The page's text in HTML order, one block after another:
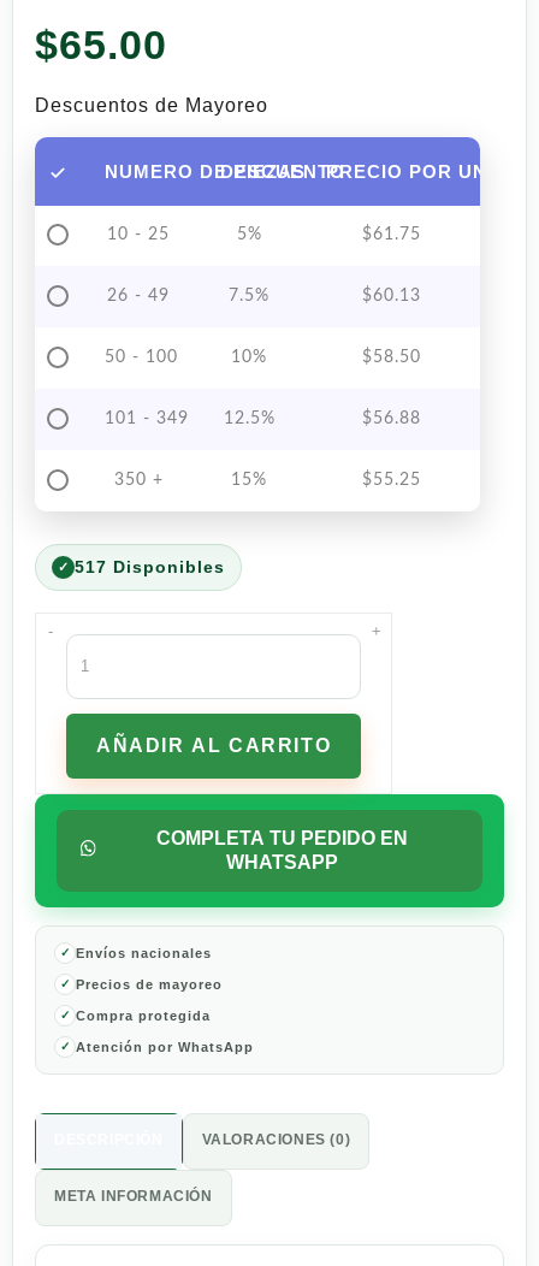
$65.00
Descuentos de Mayoreo
NUMERO DE PIEZAS
DESCUENTOPRECIO POR UNIDAD
10 - 25 5% $61.75
26 - 49 7.5% $60.13
50 - 100 10% $58.50
101 - 349 12.5% $56.88
350 + 15% $55.25
517 Disponibles
-
Antitranspirante
Rexona
Men
V8
G
cantidad
AÑADIR AL CARRITO
+
COMPLETA TU PEDIDO EN
WHATSAPP
Envíos nacionales
Precios de mayoreo
Compra protegida
Atención por WhatsApp
VALORACIONES (0)
META INFORMACIÓN